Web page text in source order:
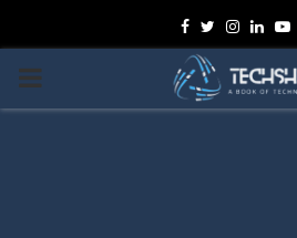
Facebook
TwitterInstagram
PRIMARY